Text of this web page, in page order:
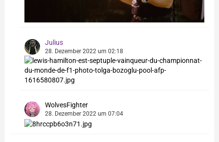
Julius
28. Dezember 2022 um 02:18
WolvesFighter
28. Dezember 2022 um 07:04